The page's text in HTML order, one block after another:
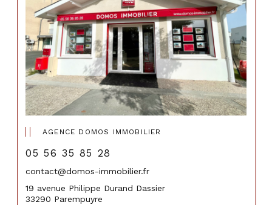
AGENCE DOMOS IMMOBILIER
05 56 35 85 28
contact@domos-immobilier.fr
19 avenue Philippe Durand Dassier
33290 Parempuyre